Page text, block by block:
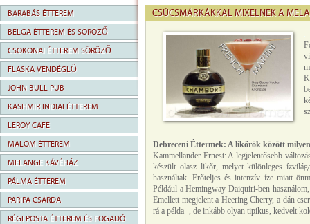
BARABÁS ÉTTEREM
BELGA ÉTTEREM ÉS SÖRÖZŐ
CSOKONAI ÉTTEREM SÖRÖZŐ
FLASKA VENDÉGLŐ
JOHN BULL PUB
KASHMIR INDIAI ÉTTEREM
LEROY CAFE
MALOM ÉTTEREM
MELANGE KÁVÉHÁZ
PÁLMA ÉTTEREM
PARIPA CSÁRDA
RÉGI POSTA ÉTTEREM ÉS FOGADÓ
CSÚCSMÁRKÁKKAL MIXELNEK A
Debreceni Éttermek: A likőrök között
Kammellander Ernest: A legjelentősebb
készült olasz likőr, melyet különleges
használtak. Erőteljes és intenzív íze miatt
Például aHemingway Daiquiri-ben
Emellett megjelent a Heering Cherry, a dán
rá a példa -, de inkább olyan tipikus, kedvelt